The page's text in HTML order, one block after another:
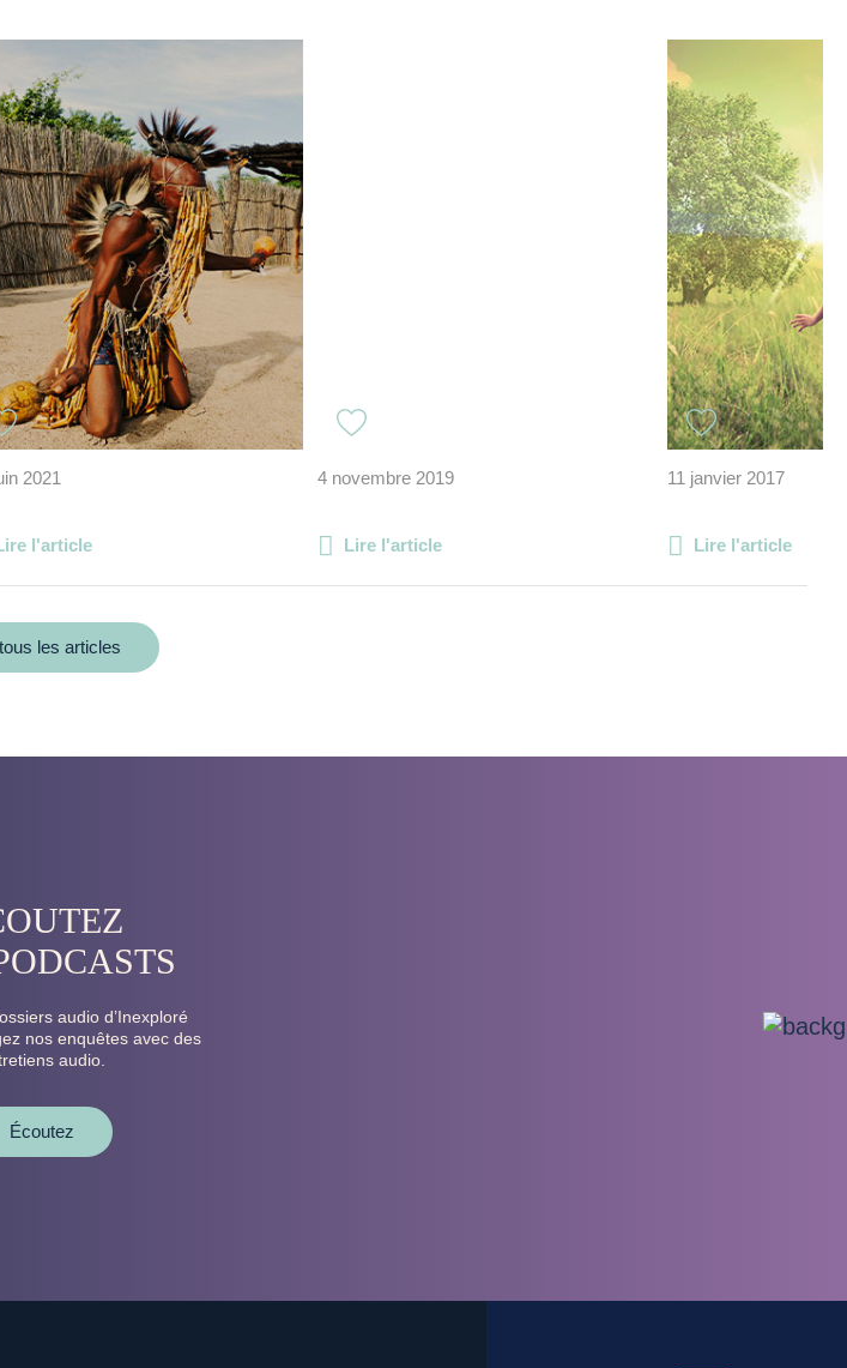
2021
l'article
4 novembre 2019
Lire l'article
11 janvier 2017
Lire l'article
les articles
audio d’Inexploré
nos enquêtes avec des
audio.
Écoutez